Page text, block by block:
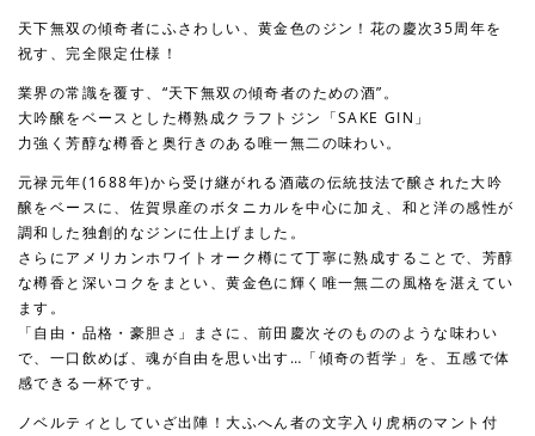
天下無双の傾奇者にふさわしい、黄金色のジン！花の慶次35周年を
祝す、完全限定仕様！
業界の常識を覆す、“天下無双の傾奇者のための酒”。
大吟醸をベースとした樽熟成クラフトジン「SAKE GIN」
力強く芳醇な樽香と奥行きのある唯一無二の味わい。
元禄元年(1688年)から受け継がれる酒蔵の伝統技法で醸された大吟
醸をベースに、佐賀県産のボタニカルを中心に加え、和と洋の感性が
調和した独創的なジンに仕上げました。
さらにアメリカンホワイトオーク樽にて丁寧に熟成することで、芳醇
な樽香と深いコクをまとい、黄金色に輝く唯一無二の風格を湛えてい
ます。
「自由・品格・豪胆さ」まさに、前田慶次そのもののような味わい
で、一口飲めば、魂が自由を思い出す…「傾奇の哲学」を、五感で体
感できる一杯です。
ノベルティとしていざ出陣！大ふへん者の文字入り虎柄のマント付